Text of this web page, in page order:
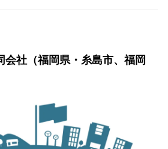
会社（福岡県・糸島市、福岡